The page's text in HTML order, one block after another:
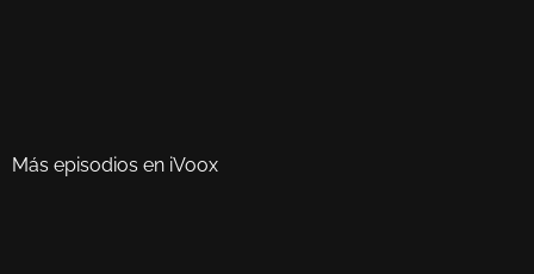
Más episodios en iVoox